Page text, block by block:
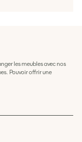
les meubles avec nos
Pouvoir offrir une